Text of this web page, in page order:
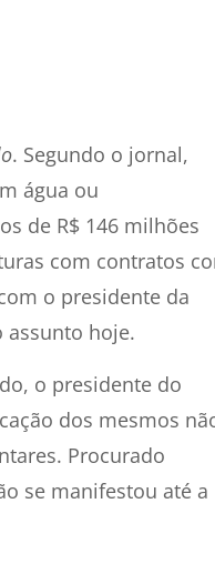
. Segundo o jornal,
água ou
de R$ 146 milhões
com contratos
o presidente da
assunto hoje.
o presidente do
dos mesmos
Procurado
se manifestou até a